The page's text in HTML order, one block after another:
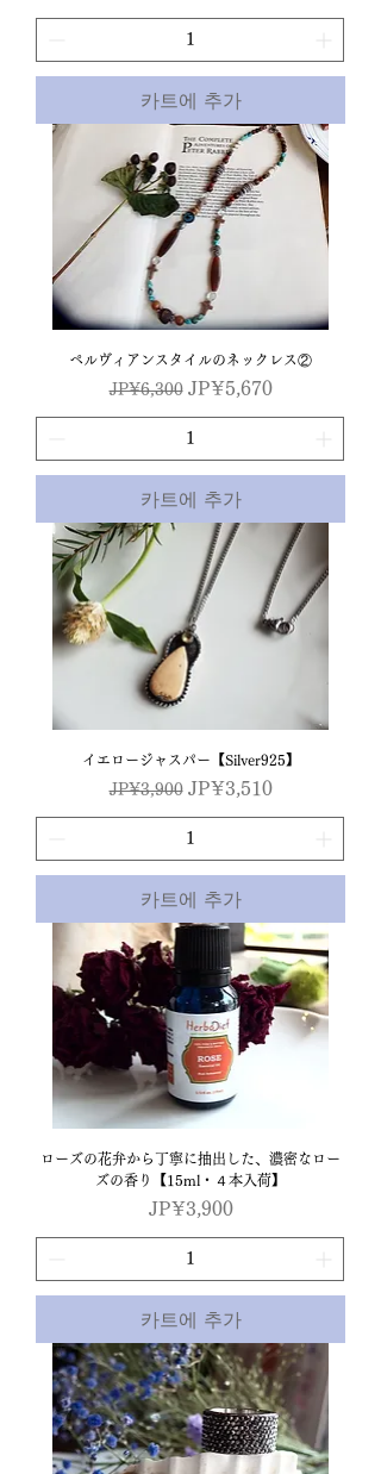
카트에 추가
ペルヴィアンスタイルのネックレス②
일반가
JP¥6,300 할인가
JP¥5,670
카트에 추가
イエロージャスパー【Silver925】
일반가
JP¥3,900 할인가
JP¥3,510
카트에 추가
ローズの花弁から丁寧に抽出した、濃密なロー
ズの香り【15ml・４本入荷】
가격
JP¥3,900
카트에 추가